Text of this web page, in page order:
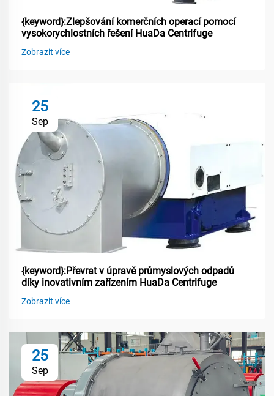
{keyword}:Zlepšování komerčních operací pomocí
vysokorychlostních řešení HuaDa Centrifuge
Zobrazit více
25
Sep
{keyword}:Převrat v úpravě průmyslových odpadů
díky inovativním zařízením HuaDa Centrifuge
Zobrazit více
25
Sep